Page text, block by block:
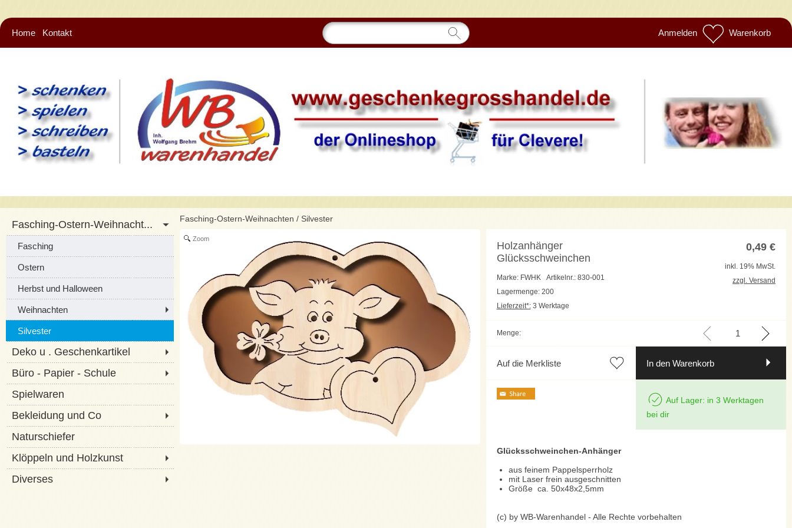
Home Kontakt Anmelden Warenkorb
Fasching-Ostern-Weihnacht...
Fasching
Ostern
Herbst und Halloween
Weihnachten
Silvester
Deko u . Geschenkartikel
Büro - Papier - Schule
Spielwaren
Bekleidung und Co
Naturschiefer
Klöppeln und Holzkunst
Diverses
Fasching-Ostern-Weihnachten / Silvester
Zoom
0,49 €
Holzanhänger
Glücksschweinchen
Marke: FWHK Artikelnr.: 830-001
Lagermenge: 200
Lieferzeit*:3 Werktage
inkl. 19% MwSt.
zzgl. Versand
Menge:
Auf die Merkliste In den Warenkorb
Auf Lager: in 3 Werktagen
bei dir
Glücksschweinchen-Anhänger
aus feinem Pappelsperrholz
mit Laser frein ausgeschnitten
Größe ca. 50x48x2,5mm
(c) by WB-Warenhandel - Alle Rechte vorbehalten